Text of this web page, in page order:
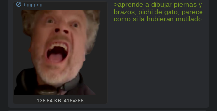
bgg.png
138.84 KB 418x388
>aprende a dibujar piernas y
brazos, pichi de gato, parece
como si la hubieran mutilado